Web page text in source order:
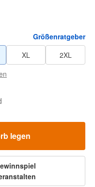
Größenratgeber
XL
2XL
legen